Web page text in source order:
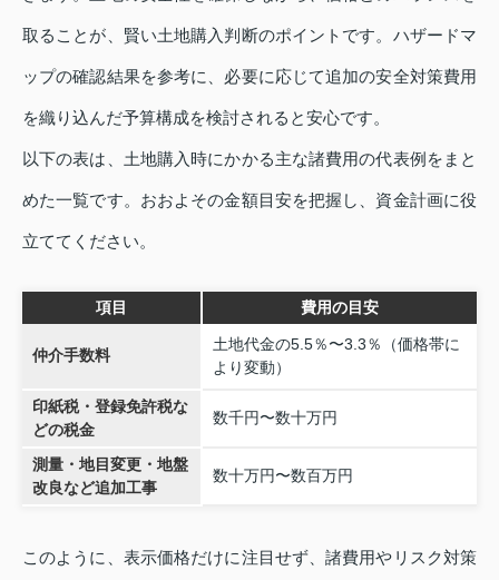
取ることが、賢い土地購入判断のポイントです。ハザードマ
ップの確認結果を参考に、必要に応じて追加の安全対策費用
を織り込んだ予算構成を検討されると安心です。
以下の表は、土地購入時にかかる主な諸費用の代表例をまと
めた一覧です。おおよその金額目安を把握し、資金計画に役
立ててください。
項目 費用の目安
仲介手数料
土地代金の5.5％〜3.3％（価格帯に
より変動）
印紙税・登録免許税な
どの税金
数千円〜数十万円
測量・地目変更・地盤
改良など追加工事
数十万円〜数百万円
このように、表示価格だけに注目せず、諸費用やリスク対策